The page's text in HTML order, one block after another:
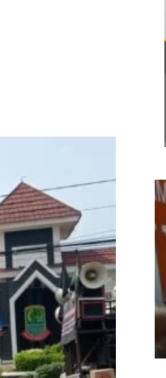
Remaja di
Lakukan
Pelaku